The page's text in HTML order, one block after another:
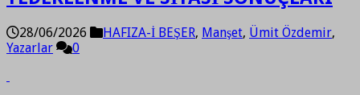
28/06/2026 HAFIZA-İ BEŞER, Manşet, Ümit Özdemir,
Yazarlar
0